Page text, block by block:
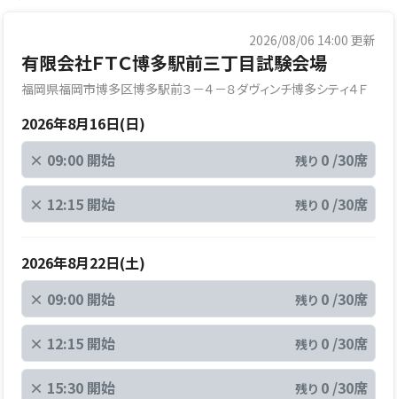
2026/08/06 14:00 更新
有限会社ＦＴＣ博多駅前三丁目試験会場
福岡県福岡市博多区博多駅前３－４－８ダヴィンチ博多シティ４Ｆ
2026年8月16日(日)
× 09:00 開始 残り0 /30席
× 12:15 開始 残り0 /30席
2026年8月22日(土)
× 09:00 開始 残り0 /30席
× 12:15 開始 残り0 /30席
× 15:30 開始 残り0 /30席